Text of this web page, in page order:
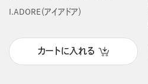
I.ADORE（アイアドア）
カートに入れる